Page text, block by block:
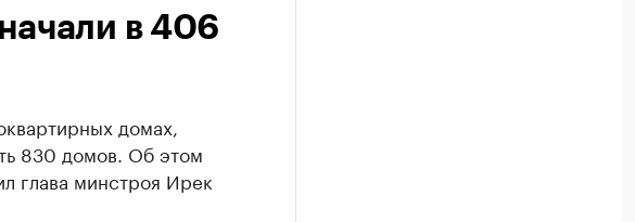
в 406
домах,
830 домов. Об этом
глава минстроя Ирек